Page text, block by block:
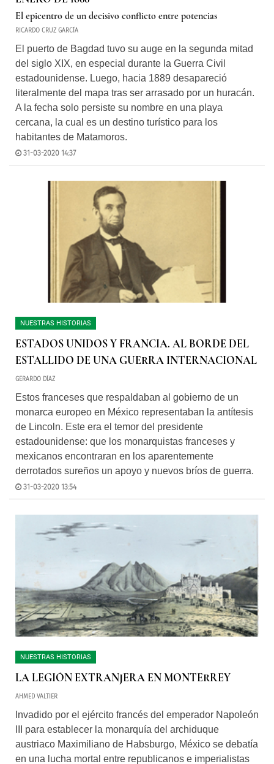
El epicentro de un decisivo conflicto entre potencias
RICARDO CRUZ GARCÍA
El puerto de Bagdad tuvo su auge en la segunda mitad
del siglo XIX, en especial durante la Guerra Civil
estadounidense. Luego, hacia 1889 desapareció
literalmente del mapa tras ser arrasado por un huracán.
A la fecha solo persiste su nombre en una playa
cercana, la cual es un destino turístico para los
habitantes de Matamoros.
31-03-2020 14:37
NUESTRAS HISTORIAS
ESTADOS UNIDOS Y FRANCIA. AL BORDE DEL
ESTALLIDO DE UNA GUERRA INTERNACIONAL
GERARDO DÍAZ
Estos franceses que respaldaban al gobierno de un
monarca europeo en México representaban la antítesis
de Lincoln. Este era el temor del presidente
estadounidense: que los monarquistas franceses y
mexicanos encontraran en los aparentemente
derrotados sureños un apoyo y nuevos bríos de guerra.
31-03-2020 13:54
NUESTRAS HISTORIAS
LA LEGIÓN EXTRANJERA EN MONTERREY
AHMED VALTIER
Invadido por el ejército francés del emperador Napoleón
III para establecer la monarquía del archiduque
austriaco Maximiliano de Habsburgo, México se debatía
en una lucha mortal entre republicanos e imperialistas